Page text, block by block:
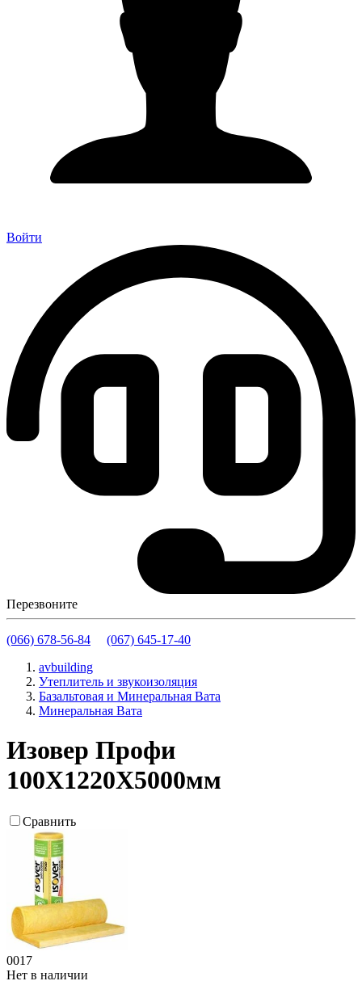
Войти
Перезвоните
(066) 678-56-84
(067) 645-17-40
avbuilding
Утеплитель и звукоизоляция
Базальтовая и Минеральная Вата
Минеральная Вата
Изовер Профи
100Х1220Х5000мм
Сравнить
0017
Нет в наличии